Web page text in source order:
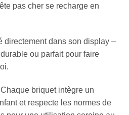
pas cher se recharge en
directement dans son display –
ou parfait pour faire
Chaque briquet intègre un
et respecte les normes de